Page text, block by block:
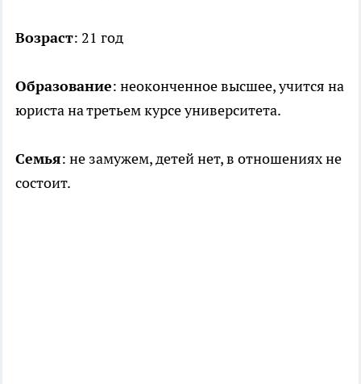
Возраст: 21 год
Образование: неоконченное высшее, учится на
юриста на третьем курсе университета.
Семья: не замужем, детей нет, в отношениях не
состоит.